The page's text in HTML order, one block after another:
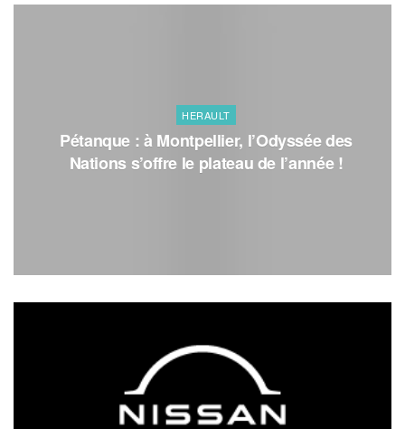
HERAULT
Pétanque : à Montpellier, l’Odyssée des
Nations s’offre le plateau de l’année !